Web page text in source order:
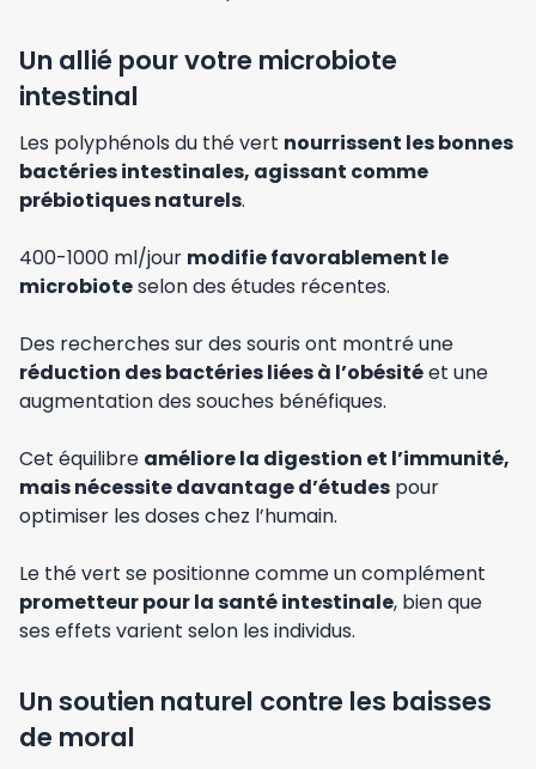
Un allié pour votre microbiote
intestinal
Les polyphénols du thé vert nourrissent les bonnes
bactéries intestinales, agissant comme
prébiotiques naturels.
400-1000 ml/jour modifie favorablement le
microbioteselon des études récentes.
Des recherches sur des souris ont montré une
réduction des bactéries liées à l’obésitéet une
augmentation des souches bénéfiques.
Cet équilibre améliore la digestion et l’immunité,
mais nécessite davantage d’études pour
optimiser les doses chez l’humain.
Le thé vert se positionne comme un complément
prometteur pour la santé intestinale, bien que
ses effets varient selon les individus.
Un soutien naturel contre les baisses
de moral